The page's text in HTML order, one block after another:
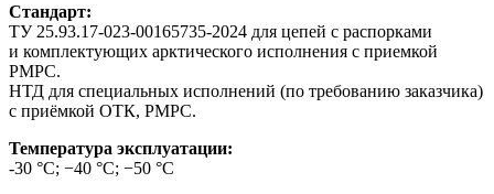
Стандарт:
ТУ 25.93.17-023-00165735-2024 для цепей с распорками
и комплектующих арктического исполнения с приемкой
РМРС.
НТД для специальных исполнений (по требованию заказчика)
с приёмкой ОТК, РМРС.
Температура эксплуатации:
-30 °С; −40 °С; −50 °С